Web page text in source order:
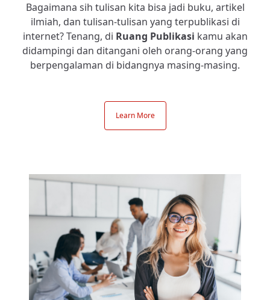
Bagaimana sih tulisan kita bisa jadi buku, artikel
ilmiah, dan tulisan-tulisan yang terpublikasi di
internet? Tenang, di Ruang Publikasi kamu akan
didampingi dan ditangani oleh orang-orang yang
berpengalaman di bidangnya masing-masing.
Learn More